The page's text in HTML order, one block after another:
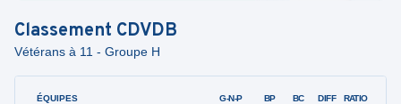
Classement CDVDB
Vétérans à 11 - Groupe H
ÉQUIPES G-N-P BP BC DIFF RATIO